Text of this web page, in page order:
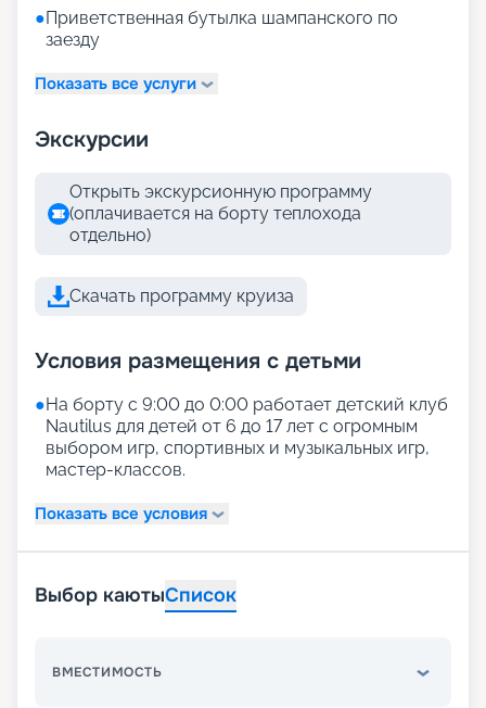
●Приветственная бутылка шампанского по
заезду
Показать все услуги
Экскурсии
Открыть экскурсионную программу
(оплачивается на борту теплохода
отдельно)
Скачать программу круиза
Условия размещения с детьми
●На борту с 9:00 до 0:00 работает детский клуб
Nautilus для детей от 6 до 17 лет с огромным
выбором игр, спортивных и музыкальных игр,
мастер-классов.
Показать все условия
Выбор каютыСписок
ВМЕСТИМОСТЬ